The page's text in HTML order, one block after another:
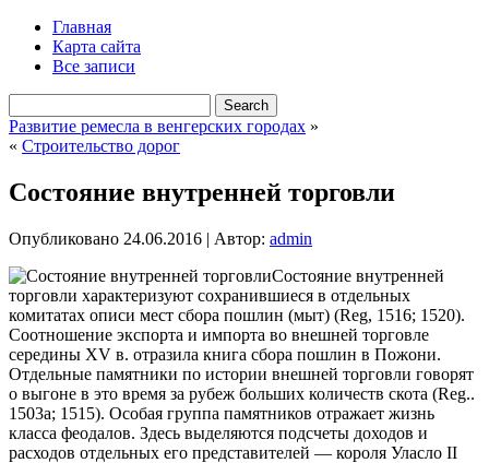
Главная
Карта сайта
Все записи
Развитие ремесла в венгерских городах »
« Строительство дорог
Состояние внутренней торговли
Опубликовано 24.06.2016 | Автор: admin
Состояние внутренней
торговли характеризуют сохранившиеся в отдельных
комитатах описи мест сбора пошлин (мыт) (Reg, 1516; 1520).
Соотношение экспорта и импорта во внешней торговле
середины XV в. отразила книга сбора пошлин в Пожони.
Отдельные памятники по истории внешней торговли говорят
о выгоне в это время за рубеж больших количеств скота (Reg..
1503а; 1515). Особая группа памятников отражает жизнь
класса феодалов. Здесь выделяются подсчеты доходов и
расходов отдельных его представителей — короля Уласло II